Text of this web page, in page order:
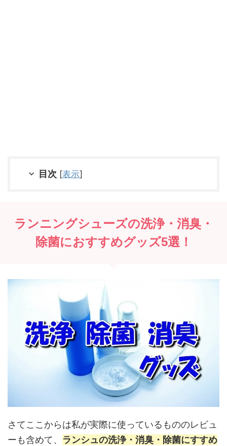
目次 [表示]
ランニングシューズの洗浄・消臭・
除菌におすすめグッズ5選！
さてここからは私が実際に使っているもののレビュ
ーも含めて、 ランシュの洗浄・消臭・除菌にすすめ